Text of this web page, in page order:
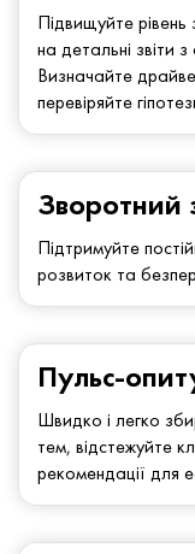
Підвищуйте рівень
на детальні звіти
Визначайте
перевіряйте
Зворотний
Підтримуйте
розвиток та
Пульс-
Швидко і легко
тем, відстежуйте
рекомендації для